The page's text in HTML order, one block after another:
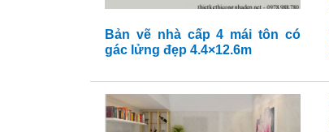
Bản vẽ nhà cấp 4 mái tôn có
gác lửng đẹp 4.4×12.6m